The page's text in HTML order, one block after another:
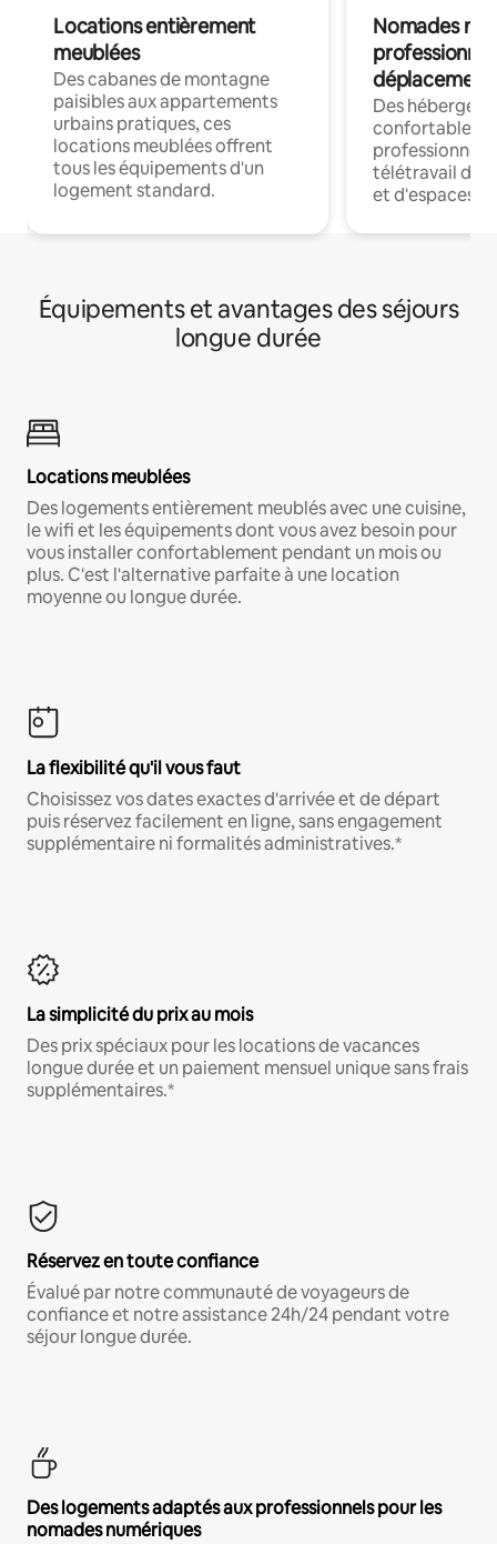
Locations entièrement
meublées
Des cabanes de montagne
paisibles aux appartements
urbains pratiques, ces
locations meublées offrent
tous les équipements d'un
logement standard.
Nomades
déplacement
Des
confortables
professionnels
télétravail
et d'espaces
Équipements et avantages des séjours
longue durée
Locations meublées
Des logements entièrement meublés avec une cuisine,
le wifi et les équipements dont vous avez besoin pour
vous installer confortablement pendant un mois ou
plus. C'est l'alternative parfaite à une location
moyenne ou longue durée.
La flexibilité qu'il vous faut
Choisissez vos dates exactes d'arrivée et de départ
puis réservez facilement en ligne, sans engagement
supplémentaire ni formalités administratives.*
La simplicité du prix au mois
Des prix spéciaux pour les locations de vacances
longue durée et un paiement mensuel unique sans frais
supplémentaires.*
Réservez en toute confiance
Évalué par notre communauté de voyageurs de
confiance et notre assistance 24h/24 pendant votre
séjour longue durée.
Des logements adaptés aux professionnels pour les
nomades numériques